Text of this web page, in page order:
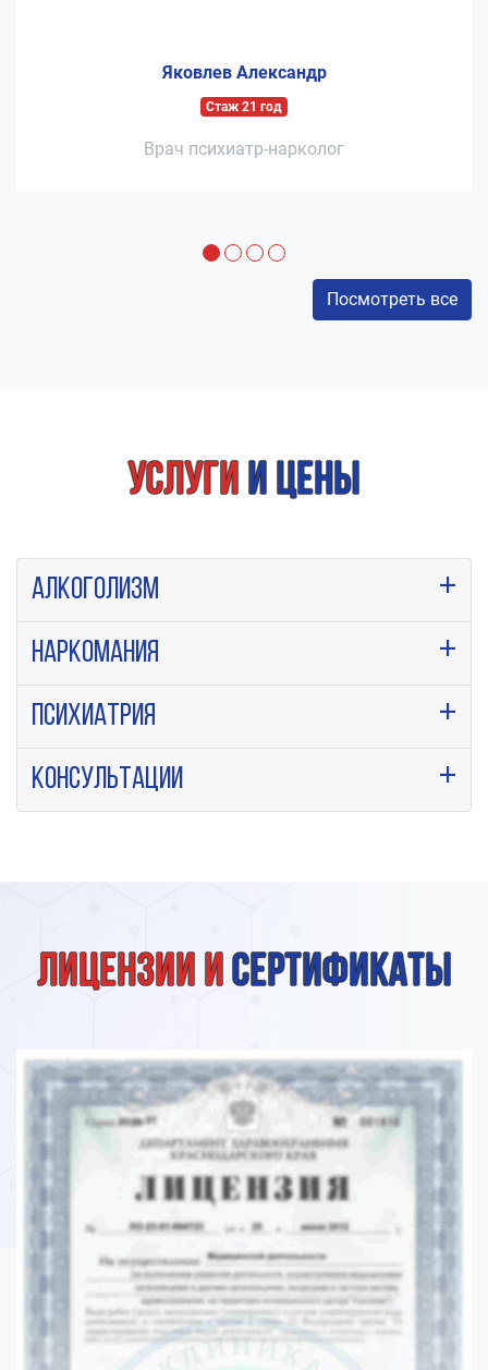
Яковлев Александр
Стаж 21 год
Врач психиатр-нарколог
Посмотреть все
Услуги и цены
Алкоголизм
Наркомания
Психиатрия
Консультации
Лицензии исертификаты